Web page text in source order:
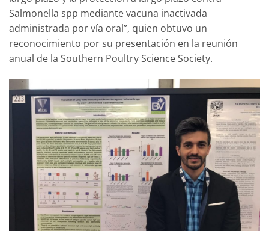
Salmonella spp mediante vacuna inactivada
administrada por vía oral”, quien obtuvo un
reconocimiento por su presentación en la reunión
anual de la Southern Poultry Science Society.